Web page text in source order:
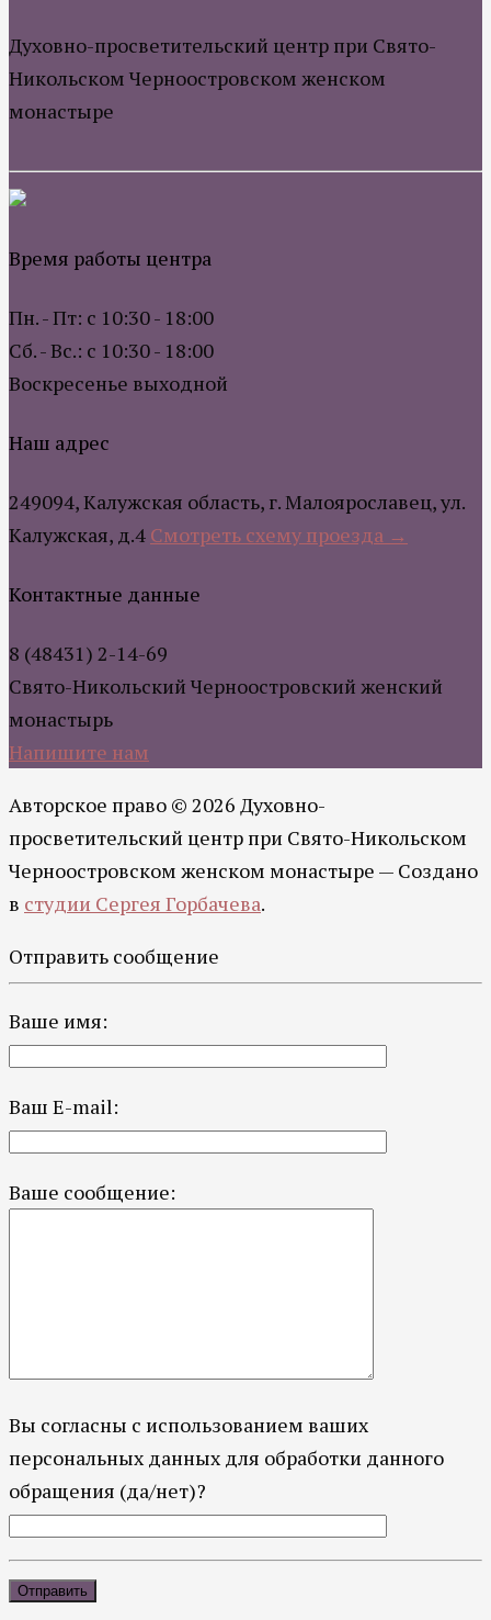
Духовно-просветительский центр при Свято-
Никольском Черноостровском женском
монастыре
Время работы центра
Пн. - Пт: с 10:30 - 18:00
Сб. - Вс.: с 10:30 - 18:00
Воскресенье выходной
Наш адрес
249094, Калужская область, г. Малоярославец, ул.
Калужская, д.4 Смотреть схему проезда →
Контактные данные
8 (48431) 2-14-69
Свято-Никольский Черноостровский женский
монастырь
Напишите нам
Авторское право © 2026 Духовно-
просветительский центр при Свято-Никольском
Черноостровском женском монастыре — Создано
в студии Сергея Горбачева.
Отправить сообщение
Ваше имя:
Ваш E-mail:
Ваше сообщение:
Вы согласны с использованием ваших
персональных данных для обработки данного
обращения (да/нет)?